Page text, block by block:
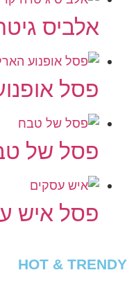
אלביס
פסל
פסל של
פסל איש
HOT & TRENDY